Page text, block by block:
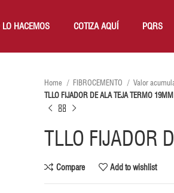
HACEMOS COTIZA AQUÍ PQRS
Home FIBROCEMENTO
Valor
TLLO FIJADOR DE ALA TEJA TERMO 19MM
TLLO FIJADOR
Compare Add to wishlist